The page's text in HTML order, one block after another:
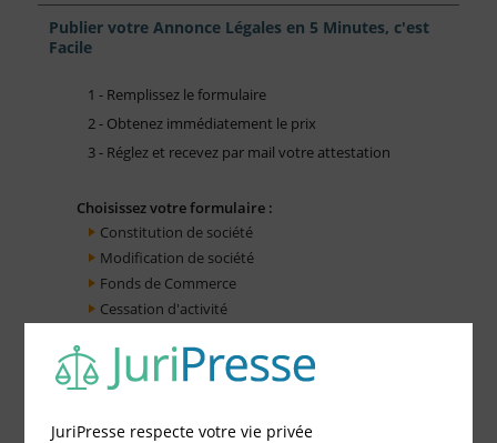
Publier votre Annonce Légales en 5 Minutes, c'est
Facile
1 - Remplissez le formulaire
2 - Obtenez immédiatement le prix
3 - Réglez et recevez par mail votre attestation
Choisissez votre formulaire :
Constitution de société
Modification de société
Fonds de Commerce
Cessation d'activité
JuriPresse respecte votre vie privée